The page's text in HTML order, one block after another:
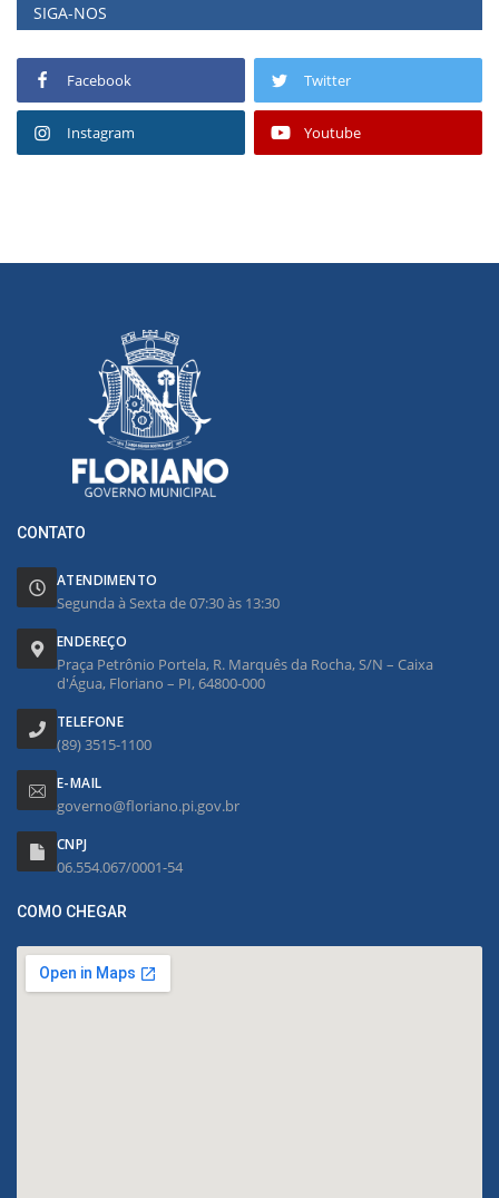
SIGA-NOS
Facebook Twitter
Instagram Youtube
CONTATO
ATENDIMENTO
Segunda à Sexta de 07:30 às 13:30
ENDEREÇO
Praça Petrônio Portela, R. Marquês da Rocha, S/N – Caixa
d'Água, Floriano – PI, 64800-000
TELEFONE
(89) 3515-1100
E-MAIL
governo@floriano.pi.gov.br
CNPJ
06.554.067/0001-54
COMO CHEGAR